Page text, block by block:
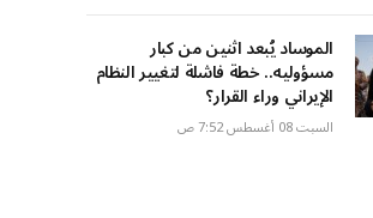
الموساد يُبعد اثنين من كبار
مسؤوليه.. خطة فاشلة لتغيير النظام
الإيراني وراء القرار؟
السبت 08 أغسطس 7:52 ص